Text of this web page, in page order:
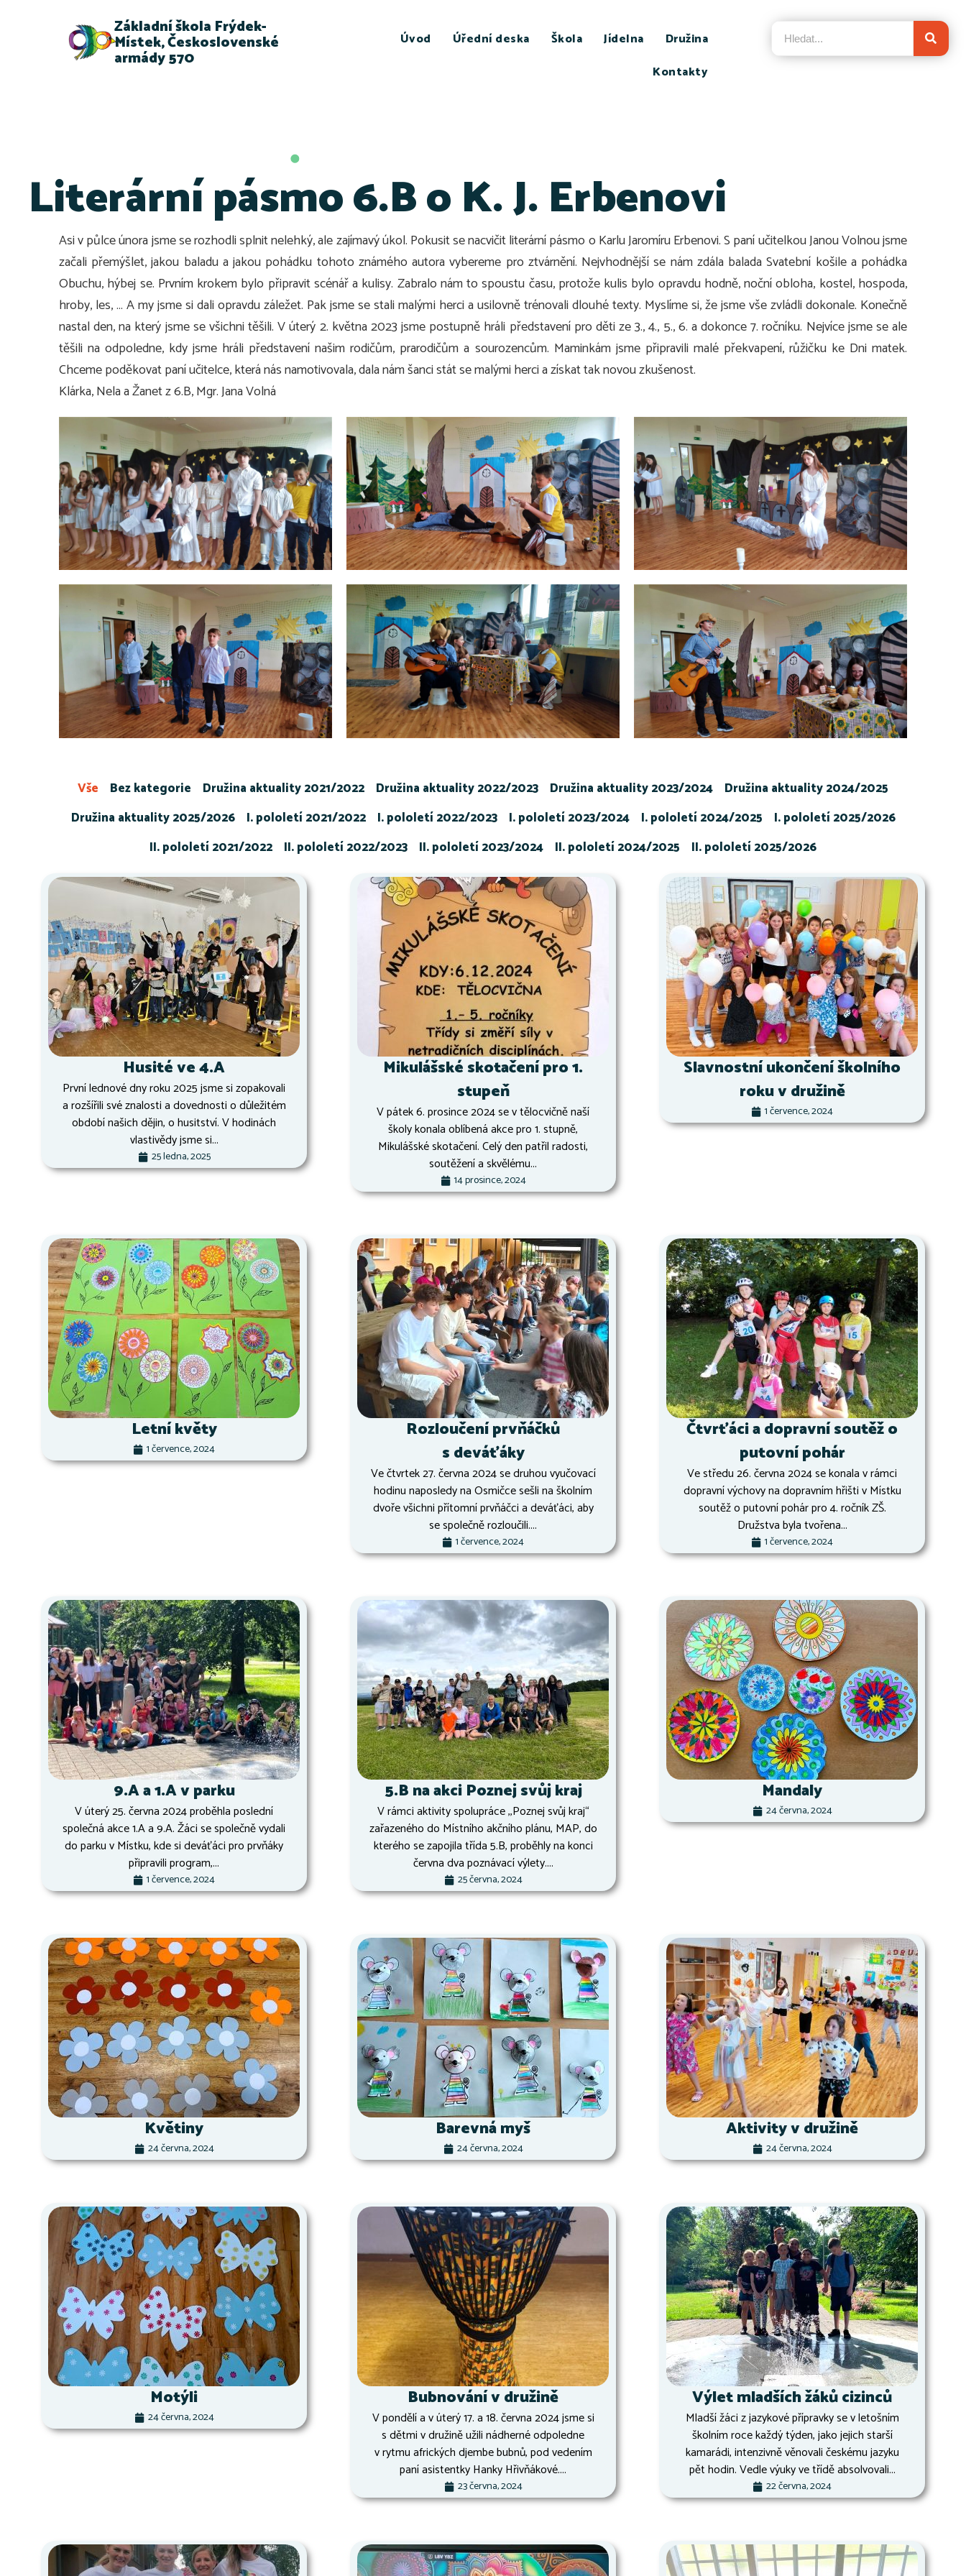
Základní škola Frýdek-
Místek, Československé
armády 570
Úvod Úřední deska Škola Jídelna
Družina
Kontakty
Literární pásmo 6.B o K. J. Erbenovi
Asi v půlce února jsme se rozhodli splnit nelehký, ale zajímavý úkol. Pokusit se nacvičit literární pásmo o Karlu Jaromíru Erbenovi. S paní učitelkou Janou Volnou jsme
začali přemýšlet, jakou baladu a jakou pohádku tohoto známého autora vybereme pro ztvárnění. Nejvhodnější se nám zdála balada Svatební košile a pohádka
Obuchu, hýbej se. Prvním krokem bylo připravit scénář a kulisy. Zabralo nám to spoustu času, protože kulis bylo opravdu hodně, noční obloha, kostel, hospoda,
hroby, les, … A my jsme si dali opravdu záležet. Pak jsme se stali malými herci a usilovně trénovali dlouhé texty. Myslíme si, že jsme vše zvládli dokonale. Konečně
nastal den, na který jsme se všichni těšili. V úterý 2. května 2023 jsme postupně hráli představení pro děti ze 3., 4., 5., 6. a dokonce 7. ročníku. Nejvíce jsme se ale
těšili na odpoledne, kdy jsme hráli představení našim rodičům, prarodičům a sourozencům. Maminkám jsme připravili malé překvapení, růžičku ke Dni matek.
Chceme poděkovat paní učitelce, která nás namotivovala, dala nám šanci stát se malými herci a získat tak novou zkušenost.
Klárka, Nela a Žanet z 6.B, Mgr. Jana Volná
Bez kategorie Družina aktuality 2021/2022 Družina aktuality 2022/2023 Družina aktuality 2023/2024
Družina aktuality 2024/2025
Družina aktuality 2025/2026
I. pololetí 2021/2022 I. pololetí 2022/2023 I. pololetí 2023/2024 I. pololetí 2024/2025
I. pololetí 2025/2026
II. pololetí 2021/2022
II. pololetí 2022/2023 II. pololetí 2023/2024 II. pololetí 2024/2025 II. pololetí 2025/2026
Vše
Husité ve 4.A
První lednové dny roku 2025 jsme si zopakovali
a rozšířili své znalosti a dovednosti o důležitém
období našich dějin, o husitství. V hodinách
vlastivědy jsme si...
25 ledna, 2025
Mikulášské skotačení pro 1.
stupeň
V pátek 6. prosince 2024 se v tělocvičně naší
školy konala oblíbená akce pro 1. stupně,
Mikulášské skotačení. Celý den patřil radosti,
soutěžení a skvělému...
14 prosince, 2024
Slavnostní ukončení školního
roku v družině
1 července, 2024
Letní květy
1 července, 2024
Rozloučení prvňáčků
s deváťáky
Ve čtvrtek 27. června 2024 se druhou vyučovací
hodinu naposledy na Osmičce sešli na školním
dvoře všichni přítomní prvňáčci a deváťáci, aby
se společně rozloučili....
1 července, 2024
Čtvrťáci a dopravní soutěž o
putovní pohár
Ve středu 26. června 2024 se konala v rámci
dopravní výchovy na dopravním hřišti v Místku
soutěž o putovní pohár pro 4. ročník ZŠ.
Družstva byla tvořena...
1 července, 2024
9.A a 1.A v parku
V úterý 25. června 2024 proběhla poslední
společná akce 1.A a 9.A. Žáci se společně vydali
do parku v Místku, kde si deváťáci pro prvňáky
připravili program,...
1 července, 2024
5.B na akci Poznej svůj kraj
V rámci aktivity spolupráce ,,Poznej svůj kraj“
zařazeného do Místního akčního plánu, MAP, do
kterého se zapojila třída 5.B, proběhly na konci
června dva poznávací výlety....
25 června, 2024
Mandaly
24 června, 2024
Květiny
24 června, 2024
Barevná myš
24 června, 2024
Aktivity v družině
24 června, 2024
Motýli
24 června, 2024
Bubnování v družině
V pondělí a v úterý 17. a 18. června 2024 jsme si
s dětmi v družině užili nádherné odpoledne
v rytmu afrických djembe bubnů, pod vedením
paní asistentky Hanky Hřivňákové....
23 června, 2024
Výlet mladších žáků cizinců
Mladší žáci z jazykové přípravky se v letošním
školním roce každý týden, jako jejich starší
kamarádi, intenzivně věnovali českému jazyku
pět hodin. Vedle výuky ve třídě absolvovali...
22 června, 2024